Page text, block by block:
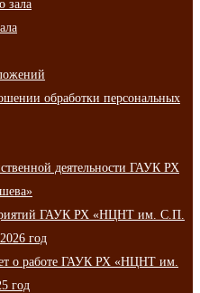
зала
обработки персональных
деятельности ГАУК РХ
ГАУК РХ «НЦНТ им. С.П.
год
о работе ГАУК РХ «НЦНТ им.
год